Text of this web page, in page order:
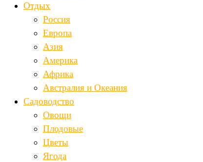
Отдых
Россия
Европа
Азия
Америка
Африка
Австралия и Океания
Садоводство
Овощи
Плодовые
Цветы
Ягода